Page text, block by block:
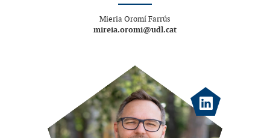
Mieria Oromí Farrús
mireia.oromi@udl.cat